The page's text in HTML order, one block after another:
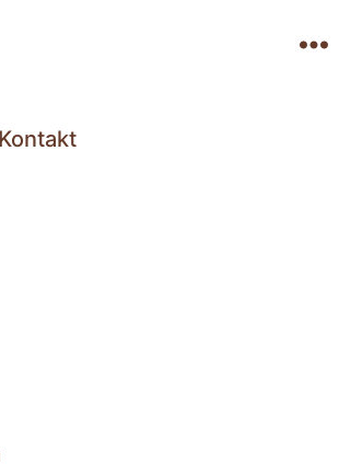
Kontakt